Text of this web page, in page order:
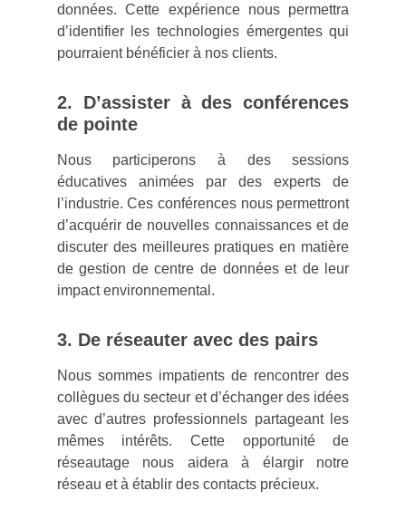
données. Cette expérience nous permettra
d’identifier les technologies émergentes qui
pourraient bénéficier à nos clients.
2. D’assister à des conférences
de pointe
Nous participerons à des sessions
éducatives animées par des experts de
l’industrie. Ces conférences nous permettront
d’acquérir de nouvelles connaissances et de
discuter des meilleures pratiques en matière
de gestion de centre de données et de leur
impact environnemental.
3. De réseauter avec des pairs
Nous sommes impatients de rencontrer des
collègues du secteur et d’échanger des idées
avec d’autres professionnels partageant les
mêmes intérêts. Cette opportunité de
réseautage nous aidera à élargir notre
réseau et à établir des contacts précieux.